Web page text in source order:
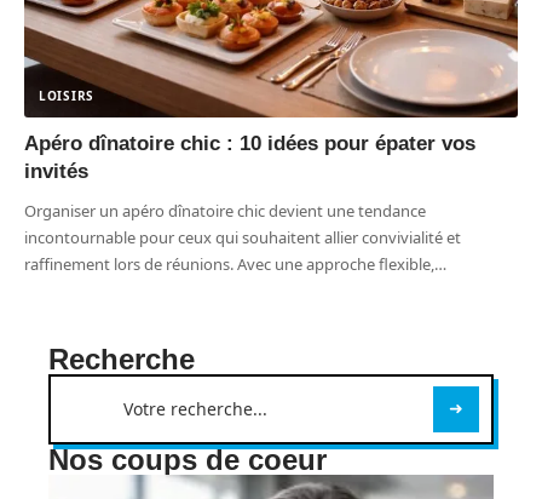
LOISIRS
Apéro dînatoire chic : 10 idées pour épater vos
invités
Organiser un apéro dînatoire chic devient une tendance
incontournable pour ceux qui souhaitent allier convivialité et
raffinement lors de réunions. Avec une approche flexible,…
Recherche
Nos coups de coeur